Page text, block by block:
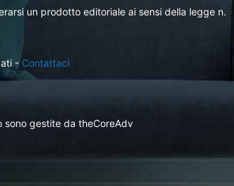
un prodotto editoriale ai sensi della legge n.
-Contattaci
gestite da theCoreAdv